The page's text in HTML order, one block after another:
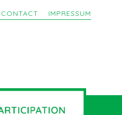
CONTACT IMPRESSUM